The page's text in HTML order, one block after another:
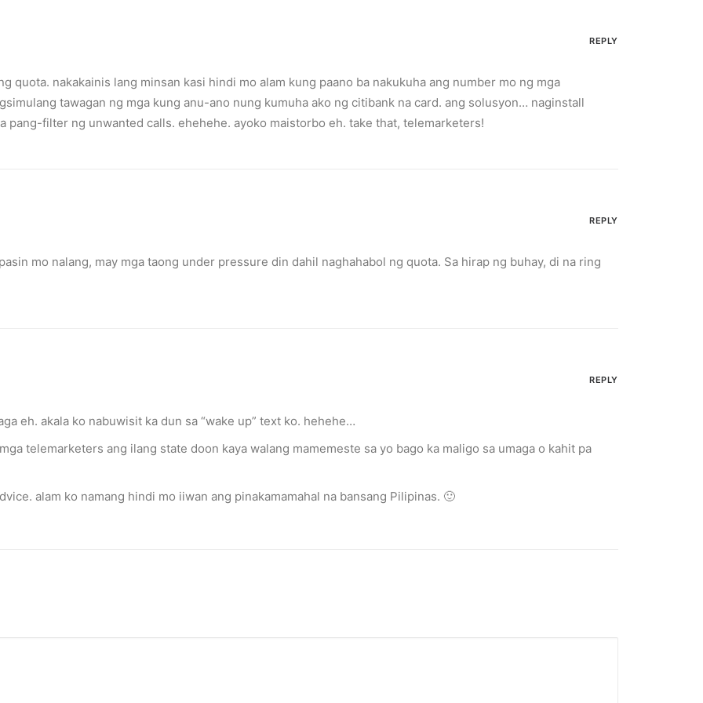
quota. nakakainis lang minsan kasi hindi mo alam kung paano ba nakukuha ang number mo ng mga
tawagan ng mga kung anu-ano nung kumuha ako ng citibank na card. ang solusyon… naginstall
pang-filter ng unwanted calls. ehehehe. ayoko maistorbo eh. take that, telemarketers!
REPLY
mo nalang, may mga taong under pressure din dahil naghahabol ng quota. Sa hirap ng buhay, di na ring
REPLY
eh. akala ko nabuwisit ka dun sa “wake up” text ko. hehehe…
telemarketers ang ilang state doon kaya walang mamemeste sa yo bago ka maligo sa umaga o kahit pa
alam ko namang hindi mo iiwan ang pinakamamahal na bansang Pilipinas. 🙂
REPLY